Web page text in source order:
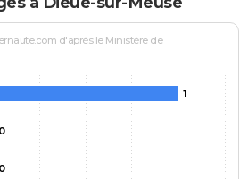
d'après le Ministère de
1
0
0